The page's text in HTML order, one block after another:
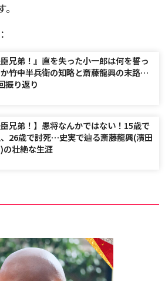
臣兄弟！』直を失った小一郎は何を誓っ
――竹中半兵衛の知略と斎藤龍興の末路…
振り返り
臣兄弟！】愚将なんかではない！15歳で
26歳で討死…史実で辿る斎藤龍興(濱田
の壮絶な生涯